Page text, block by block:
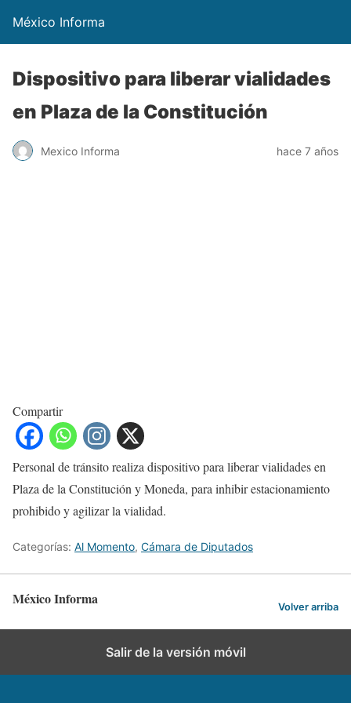
México Informa
Dispositivo para liberar vialidades
en Plaza de la Constitución
Mexico Informa hace 7 años
Compartir
Personal de tránsito realiza dispositivo para liberar vialidades en
Plaza de la Constitución y Moneda, para inhibir estacionamiento
prohibido y agilizar la vialidad.
Categorías: Al Momento, Cámara de Diputados
México Informa Volver arriba
Salir de la versión móvil